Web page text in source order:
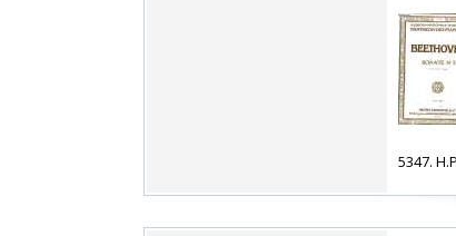
‎5347.